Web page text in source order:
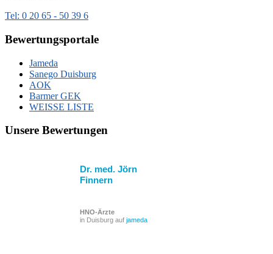
Tel: 0 20 65 - 50 39 6
Bewertungsportale
Jameda
Sanego Duisburg
AOK
Barmer GEK
WEISSE LISTE
Unsere Bewertungen
Dr. med. Jörn
Finnern
HNO-Ärzte
in Duisburg auf jameda